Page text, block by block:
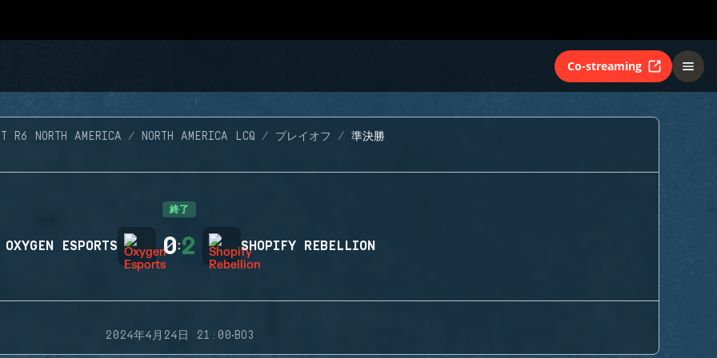
Co-streaming
R6 NORTH AMERICA NORTH AMERICA LCQ プレイオフ 準決勝
終了
OXYGEN ESPORTS 0:2 SHOPIFY REBELLION
2024年4月24日 21:00·BO3